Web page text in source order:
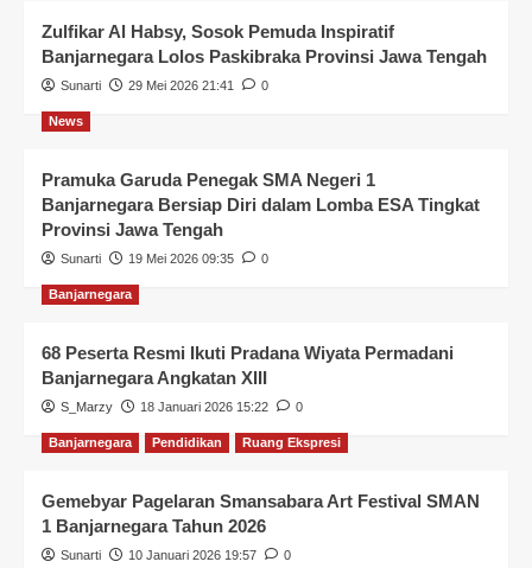
Zulfikar Al Habsy, Sosok Pemuda Inspiratif
Banjarnegara Lolos Paskibraka Provinsi Jawa Tengah
Sunarti 29 Mei 2026 21:41 0
News
Pramuka Garuda Penegak SMA Negeri 1
Banjarnegara Bersiap Diri dalam Lomba ESA Tingkat
Provinsi Jawa Tengah
Sunarti 19 Mei 2026 09:35 0
Banjarnegara
68 Peserta Resmi Ikuti Pradana Wiyata Permadani
Banjarnegara Angkatan XIII
S_Marzy 18 Januari 2026 15:22 0
Banjarnegara Pendidikan Ruang Ekspresi
Gemebyar Pagelaran Smansabara Art Festival SMAN
1 Banjarnegara Tahun 2026
Sunarti 10 Januari 2026 19:57 0